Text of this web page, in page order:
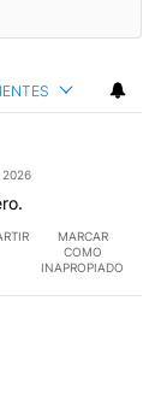
2026
MARCAR
COMO
INAPROPIADO